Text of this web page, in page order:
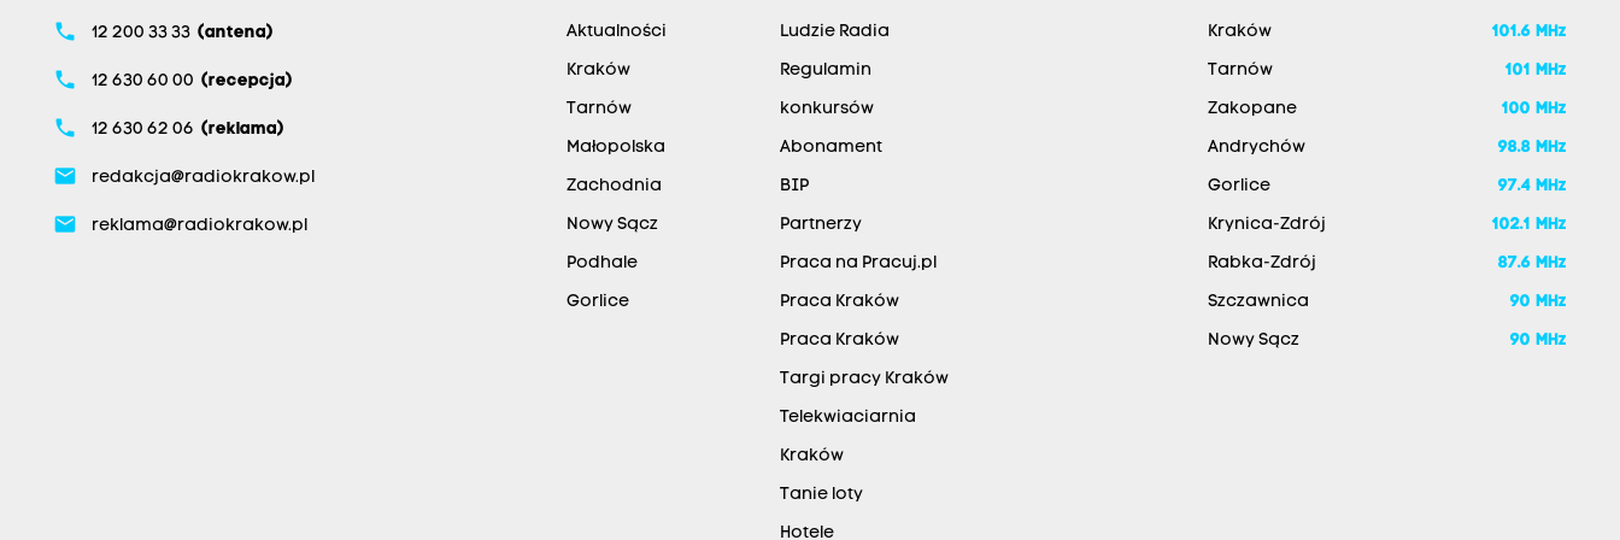
phone 12 200 33 33 (antena)
phone 12 630 60 00 (recepcja)
phone 12 630 62 06 (reklama)
email redakcja@radiokrakow.pl
email reklama@radiokrakow.pl
Aktualności
Kraków
Tarnów
Małopolska
Zachodnia
Nowy Sącz
Podhale
Gorlice
Ludzie Radia
Regulamin
konkursów
Abonament
BIP
Partnerzy
Praca na Pracuj.pl
Praca Kraków
Praca Kraków
Targi pracy Kraków
Telekwiaciarnia
Kraków
Tanie loty
Hotele
Kraków 101.6 MHz
Tarnów 101 MHz
Zakopane 100 MHz
Andrychów 98.8 MHz
Gorlice 97.4 MHz
Krynica-Zdrój 102.1 MHz
Rabka-Zdrój 87.6 MHz
Szczawnica 90 MHz
Nowy Sącz 90 MHz